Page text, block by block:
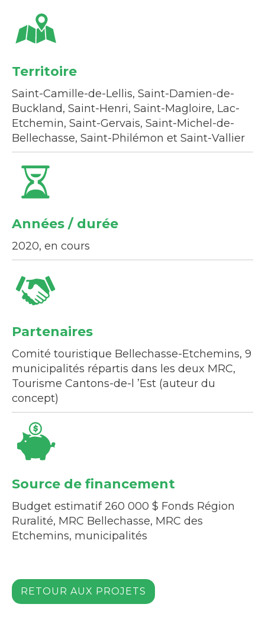
Territoire
Saint-Camille-de-Lellis, Saint-Damien-de-
Buckland, Saint-Henri, Saint-Magloire, Lac-
Etchemin, Saint-Gervais, Saint-Michel-de-
Bellechasse, Saint-Philémon et Saint-Vallier
Années / durée
2020, en cours
Partenaires
Comité touristique Bellechasse-Etchemins, 9
municipalités répartis dans les deux MRC,
Tourisme Cantons-de-l ’Est (auteur du
concept)
Source de financement
Budget estimatif 260 000 $ Fonds Région
Ruralité, MRC Bellechasse, MRC des
Etchemins, municipalités
RETOUR AUX PROJETS